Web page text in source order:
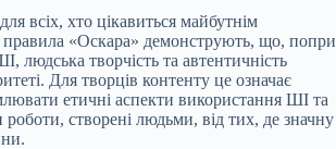
всіх, хто цікавиться майбутнім
правила «Оскара» демонструють, що, попри
людська творчість та автентичність
Для творців контенту це означає
етичні аспекти використання ШІ та
роботи, створені людьми, від тих, де значну